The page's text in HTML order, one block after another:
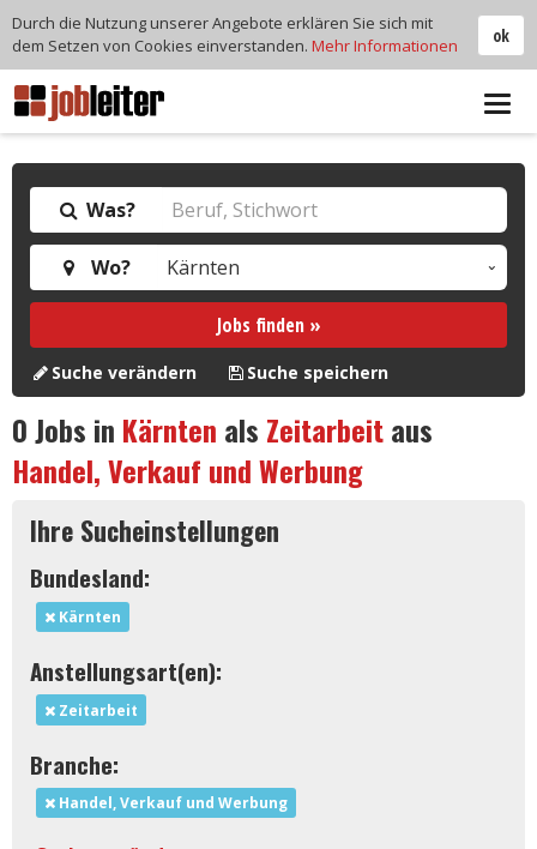
Was?
Wo?
Jobs finden »
Suche verändern Suche speichern
0Jobs in Kärnten als Zeitarbeitaus
Handel, Verkauf und Werbung
Ihre Sucheinstellungen
Bundesland:
Kärnten
Anstellungsart(en):
Zeitarbeit
Branche:
Handel, Verkauf und Werbung
ok
Durch die Nutzung unserer Angebote erklären Sie sich mit
dem Setzen von Cookies einverstanden. Mehr Informationen